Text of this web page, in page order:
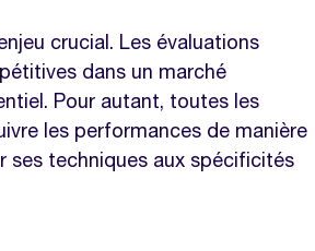
crucial. Les évaluations
dans un marché
Pour autant, toutes les
les performances de manière
ses techniques aux spécificités